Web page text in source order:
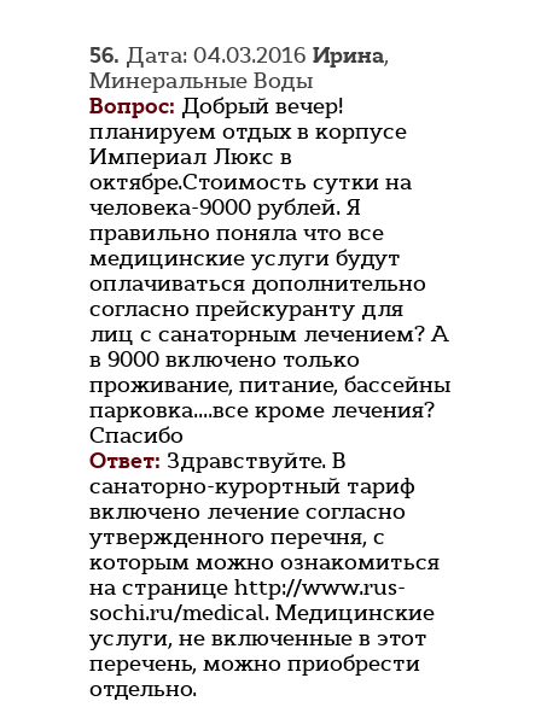
56. Дата: 04.03.2016 Ирина,
Минеральные Воды
Вопрос: Добрый вечер!
планируем отдых в корпусе
Империал Люкс в
октябре.Стоимость сутки на
человека-9000 рублей. Я
правильно поняла что все
медицинские услуги будут
оплачиваться дополнительно
согласно прейскуранту для
лиц с санаторным лечением? А
в 9000 включено только
проживание, питание, бассейны
парковка....все кроме лечения?
Спасибо
Ответ: Здравствуйте. В
санаторно-курортный тариф
включено лечение согласно
утвержденного перечня, с
которым можно ознакомиться
на странице http://www.rus-
sochi.ru/medical. Медицинские
услуги, не включенные в этот
перечень, можно приобрести
отдельно.